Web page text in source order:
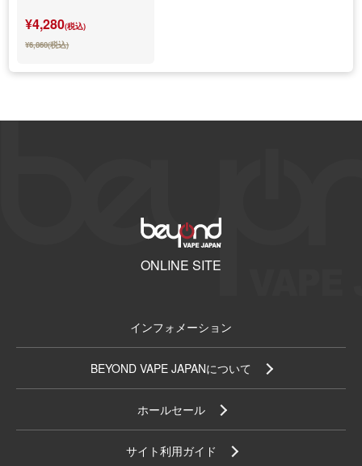
¥4,280(税込)
¥6,860(税込)
ONLINE SITE
インフォメーション
BEYOND VAPE JAPANについて
ホールセール
サイト利用ガイド